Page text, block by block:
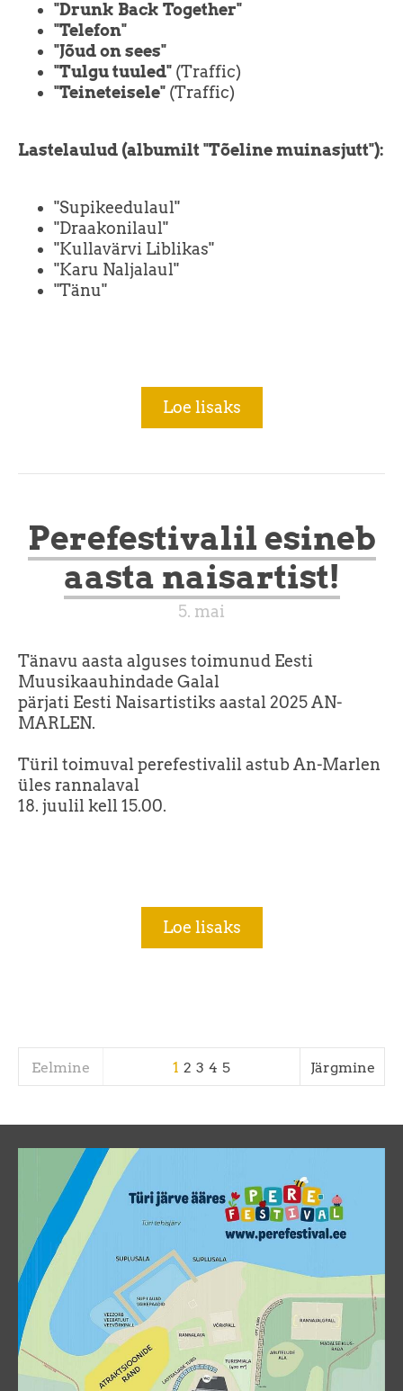
"Drunk Back Together"
"Telefon"
"Jõud on sees"
"Tulgu tuuled" (Traffic)
"Teineteisele" (Traffic)
Lastelaulud (albumilt "Tõeline muinasjutt"):
"Supikeedulaul"
"Draakonilaul"
"Kullavärvi Liblikas"
"Karu Naljalaul"
"Tänu"
Loe lisaks
Perefestivalil esineb
aasta naisartist!
5. mai
Tänavu aasta alguses toimunud Eesti
Muusikaauhindade Galal
pärjati Eesti Naisartistiks aastal 2025 AN-
MARLEN.
Türil toimuval perefestivalil astub An-Marlen
üles rannalaval
18. juulil kell 15.00.
Loe lisaks
Eelmine 1 2 3 4 5 Järgmine